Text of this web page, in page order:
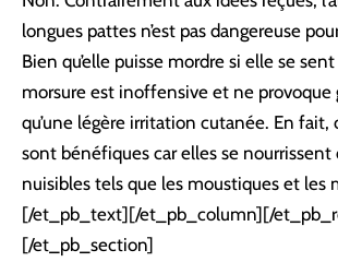
longues pattes n’est pas dangereuse
Bien qu’elle puisse mordre si elle se
morsure est inoffensive et ne
qu’une légère irritation cutanée. En fait,
sont bénéfiques car elles se nourrissent
nuisibles tels que les moustiques et les
[/et_pb_text][/et_pb_column][/
[/et_pb_section]